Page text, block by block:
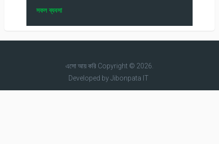
সফল ব্যবসা
এসো আয় করিCopyright © 2026.
Developed byJibonpata IT